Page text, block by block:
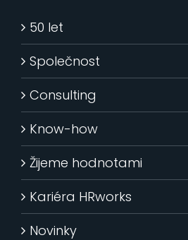
50 let
Společnost
Consulting
Know-how
Žijeme hodnotami
Kariéra HRworks
Novinky